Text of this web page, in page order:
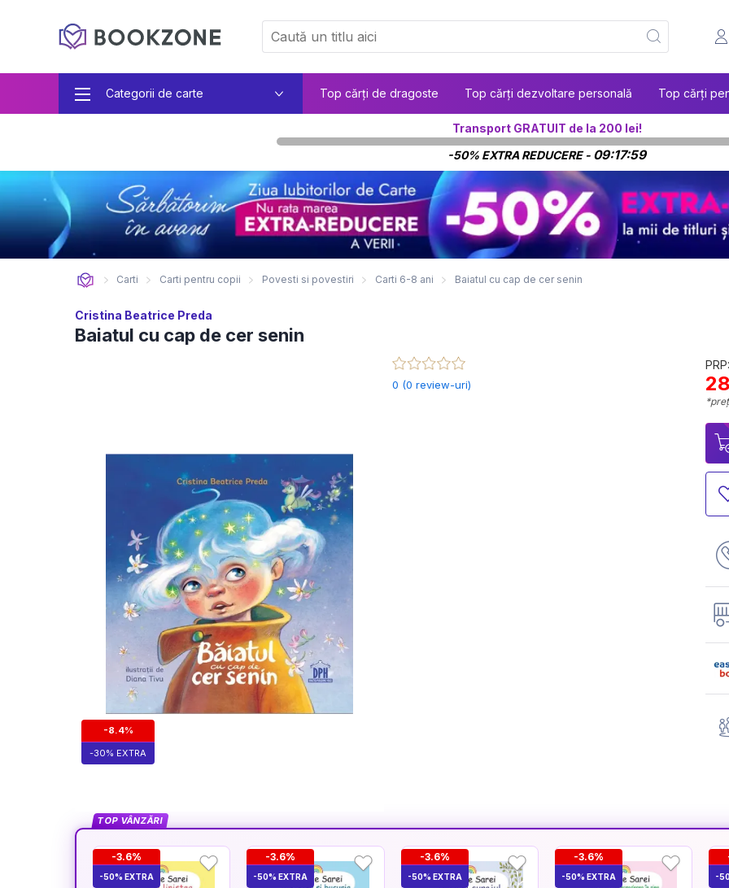
Categorii de carte Top cărți de dragoste Top cărți dezvoltare personală Top cărți
Transport GRATUIT de la 200 lei!
-50% EXTRA REDUCERE - 09:17:58
Carti Carti pentru copii Povesti si povestiri Carti 6-8 ani Baiatul cu cap de cer senin
Cristina Beatrice Preda
Baiatul cu cap de cer senin
-8.4%
-30% EXTRA
0 (0 review-uri)
TOP VÂNZĂRI
-3.6%
-50% EXTRA
-3.6%
-50% EXTRA
-3.6%
-50% EXTRA
-3.6%
-50% EXTRA -